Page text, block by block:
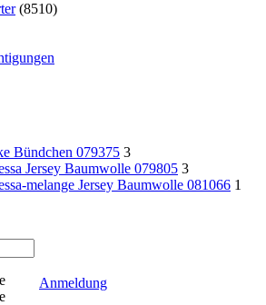
(8510)
Bündchen 079375 3
Jersey Baumwolle 079805 3
melange Jersey Baumwolle 081066 1
Anmeldung